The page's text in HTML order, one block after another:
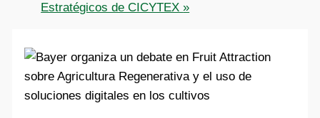
Estratégicos de CICYTEX»